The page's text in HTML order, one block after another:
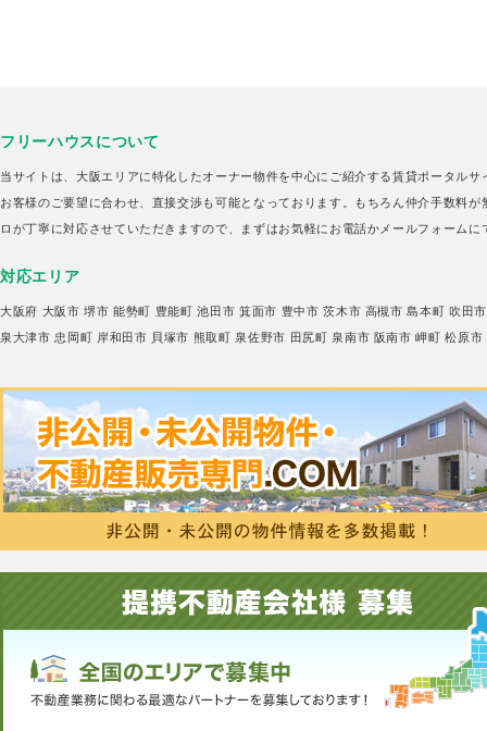
フリーハウスについて
当サイトは、大阪エリアに特化したオーナー物件を中心にご紹介する賃貸ポータル
お客様のご要望に合わせ、直接交渉も可能となっております。もちろん仲介手数料
ロが丁寧に対応させていただきますので、まずはお気軽にお電話かメールフォームに
対応エリア
大阪府 大阪市 堺市 能勢町 豊能町 池田市 箕面市 豊中市 茨木市 高槻市 島本町 吹田市
泉大津市 忠岡町 岸和田市 貝塚市 熊取町 泉佐野市 田尻町 泉南市 阪南市 岬町 松原市